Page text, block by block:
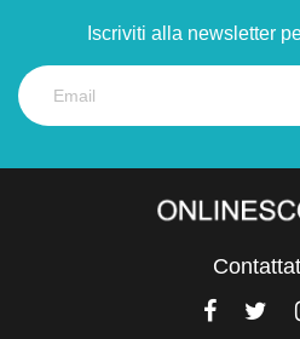
Iscriviti alla newsletter